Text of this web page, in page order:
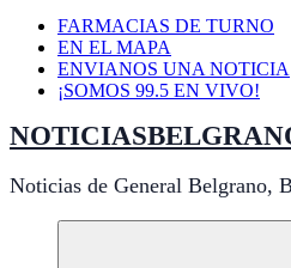
FARMACIAS DE TURNO
EN EL MAPA
ENVIANOS UNA NOTICIA
¡SOMOS 99.5 EN VIVO!
Noticias de General Belgrano,